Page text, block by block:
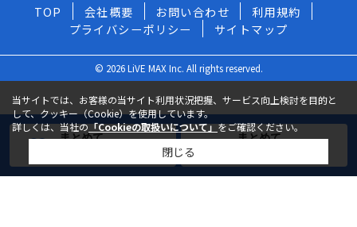
まとめて
まとめて
TOP 会社概要 お問い合わせ
利用規約
プライバシーポリシー
サイトマップ
© 2026 LiVE MAX Inc. All rights reserved.
当サイトでは、お客様の当サイト利用状況把握、サービス向上検討を目的と
して、クッキー（Cookie）を使用しています。
詳しくは、当社の「Cookieの取扱いについて」をご確認ください。
閉じる